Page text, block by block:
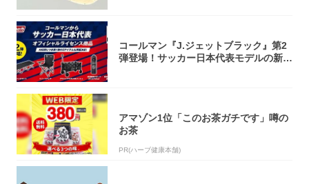
コールマン『J.ジェットブラック』第2
弾登場！サッカー日本代表モデルの新作
アマゾン1位「このお茶ガチです」噂の
お茶
PR(ハーブ健康本舗)